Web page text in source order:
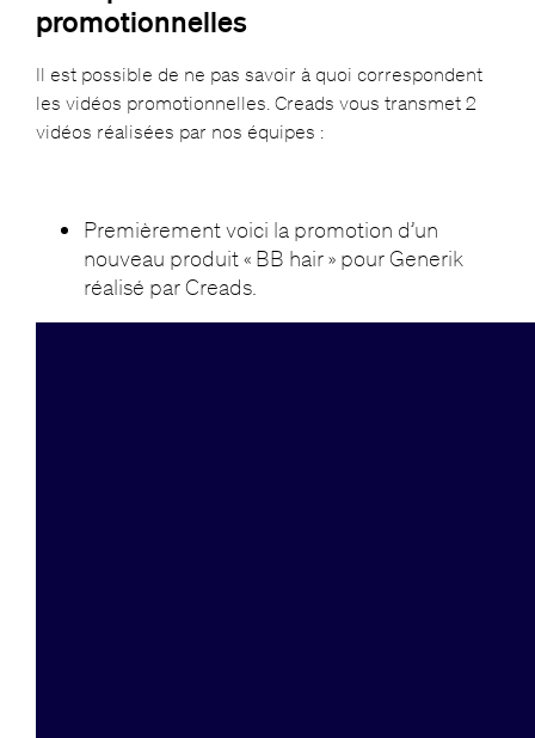
promotionnelles
Il est possible de ne pas savoir à quoi correspondent
les vidéos promotionnelles. Creads vous transmet 2
vidéos réalisées par nos équipes :
Premièrement voici la promotion d’un
nouveau produit « BB hair » pour Generik
réalisé par Creads.